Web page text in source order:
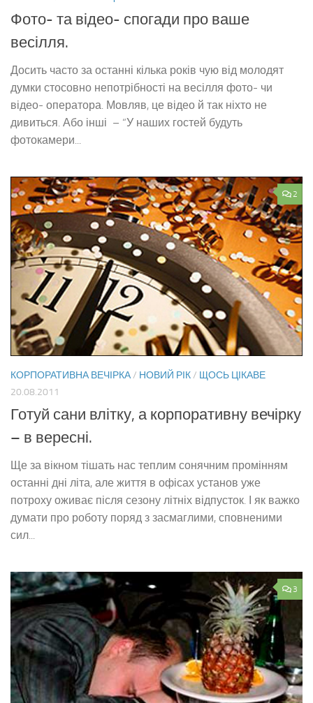
Фото- та відео- спогади про ваше
весілля.
Досить часто за останні кілька років чую від молодят
думки стосовно непотрібності на весілля фото- чи
відео- оператора. Мовляв, це відео й так ніхто не
дивиться. Або інші – “У наших гостей будуть
фотокамери...
2
КОРПОРАТИВНА ВЕЧІРКА/ НОВИЙ РІК/ ЩОСЬ ЦІКАВЕ
20.08.2011
Готуй сани влітку, а корпоративну вечірку
– в вересні.
Ще за вікном тішать нас теплим сонячним промінням
останні дні літа, але життя в офісах установ уже
потроху оживає після сезону літніх відпусток. І як важко
думати про роботу поряд з засмаглими, сповненими
сил...
3